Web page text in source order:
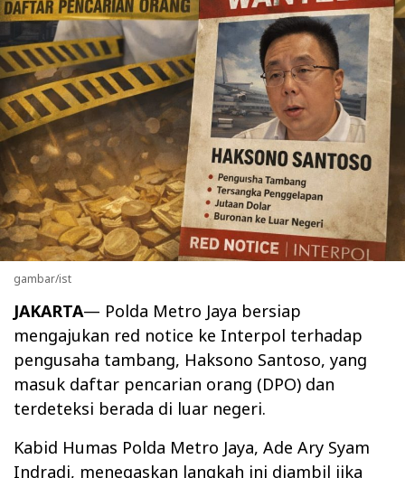
gambar/ist
JAKARTA— Polda Metro Jaya bersiap
mengajukan red notice ke Interpol terhadap
pengusaha tambang, Haksono Santoso, yang
masuk daftar pencarian orang (DPO) dan
terdeteksi berada di luar negeri.
Kabid Humas Polda Metro Jaya, Ade Ary Syam
Indradi, menegaskan langkah ini diambil jika